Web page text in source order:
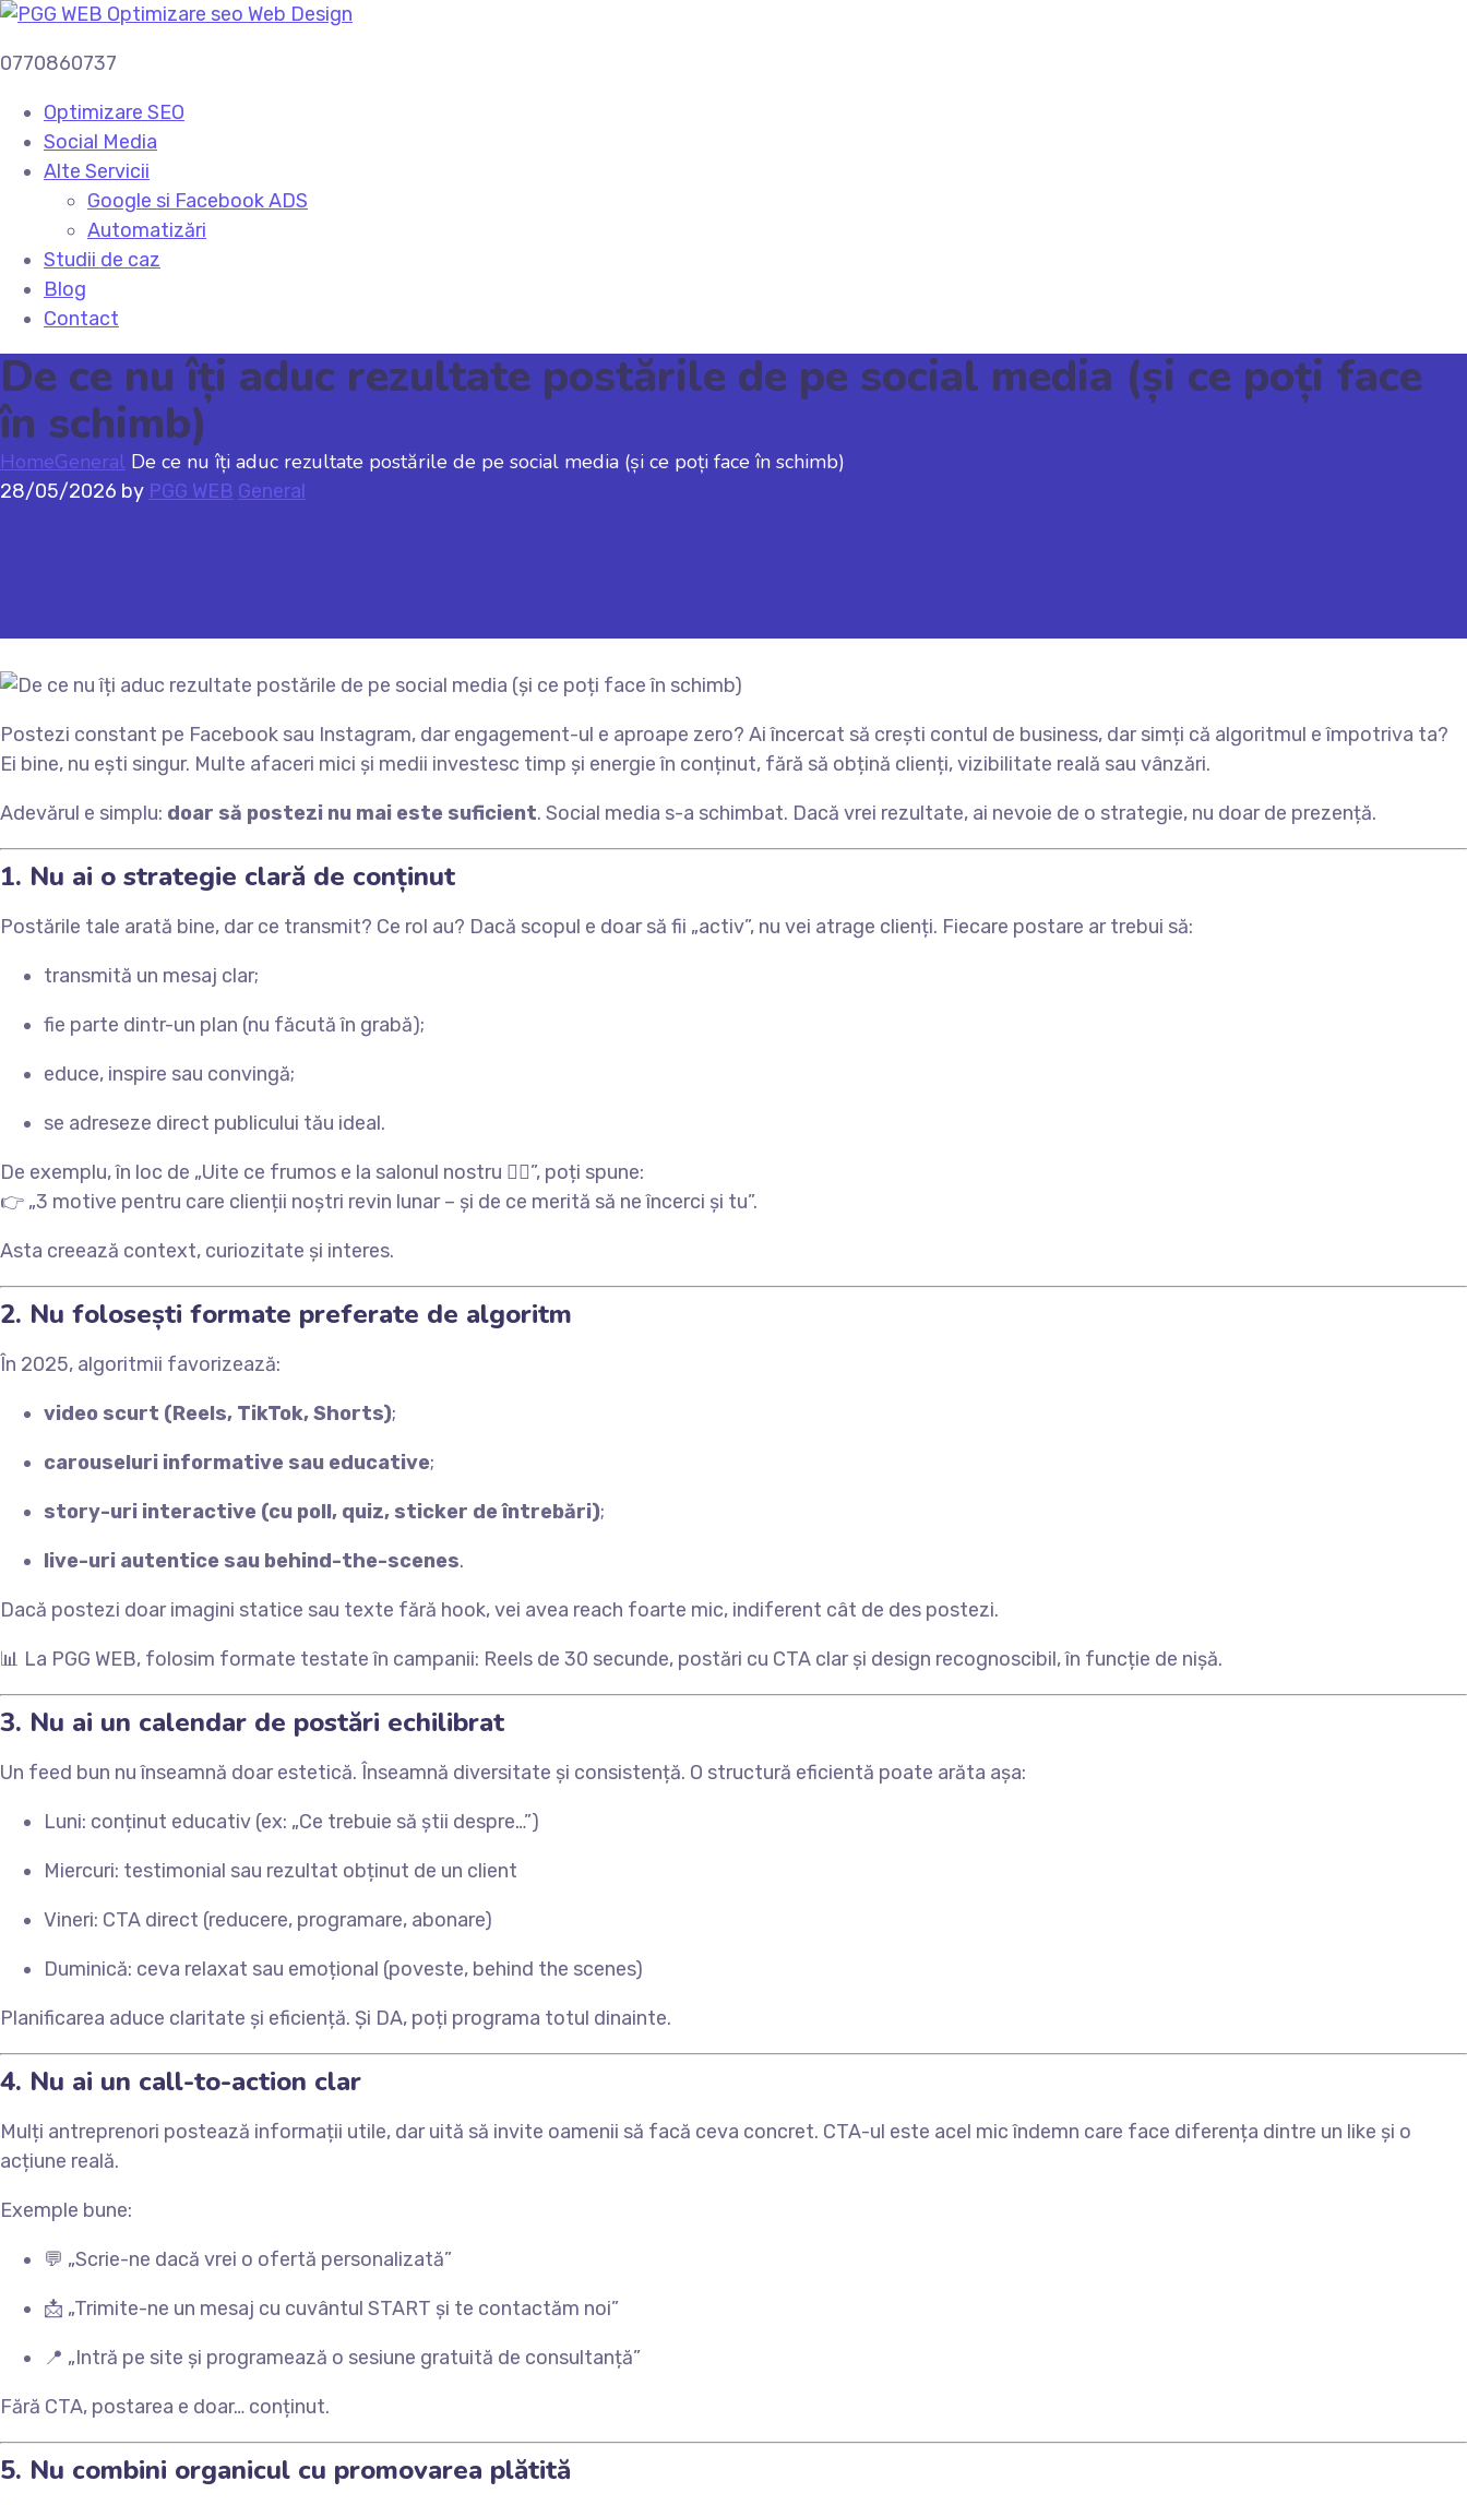
0770860737
Optimizare SEO
Social Media
Alte Servicii
Google si Facebook ADS
Automatizări
Studii de caz
Blog
Contact
De ce nu îți aduc rezultate postările de pe social media (și ce poți face
în schimb)
HomeGeneral De ce nu îți aduc rezultate postările de pe social media (și ce poți face în schimb)
28/05/2026 by PGG WEB General
Postezi constant pe Facebook sau Instagram, dar engagement-ul e aproape zero? Ai încercat să crești contul de business, dar simți că algoritmul e împotriva ta?
Ei bine, nu ești singur. Multe afaceri mici și medii investesc timp și energie în conținut, fără să obțină clienți, vizibilitate reală sau vânzări.
Adevărul e simplu: doar să postezi nu mai este suficient. Social media s-a schimbat. Dacă vrei rezultate, ai nevoie de o strategie, nu doar de prezență.
1. Nu ai o strategie clară de conținut
Postările tale arată bine, dar ce transmit? Ce rol au? Dacă scopul e doar să fii „activ”, nu vei atrage clienți. Fiecare postare ar trebui să:
transmită un mesaj clar;
fie parte dintr-un plan (nu făcută în grabă);
educe, inspire sau convingă;
se adreseze direct publicului tău ideal.
De exemplu, în loc de „Uite ce frumos e la salonul nostru 💇‍♀️”, poți spune:
👉 „3 motive pentru care clienții noștri revin lunar – și de ce merită să ne încerci și tu”.
Asta creează context, curiozitate și interes.
2. Nu folosești formate preferate de algoritm
În 2025, algoritmii favorizează:
video scurt (Reels, TikTok, Shorts);
carouseluri informative sau educative;
story-uri interactive (cu poll, quiz, sticker de întrebări);
live-uri autentice sau behind-the-scenes.
Dacă postezi doar imagini statice sau texte fără hook, vei avea reach foarte mic, indiferent cât de des postezi.
📊 La PGG WEB, folosim formate testate în campanii: Reels de 30 secunde, postări cu CTA clar și design recognoscibil, în funcție de nișă.
3. Nu ai un calendar de postări echilibrat
Un feed bun nu înseamnă doar estetică. Înseamnă diversitate și consistență. O structură eficientă poate arăta așa:
Luni: conținut educativ (ex: „Ce trebuie să știi despre…”)
Miercuri: testimonial sau rezultat obținut de un client
Vineri: CTA direct (reducere, programare, abonare)
Duminică: ceva relaxat sau emoțional (poveste, behind the scenes)
Planificarea aduce claritate și eficiență. Și DA, poți programa totul dinainte.
4. Nu ai un call-to-action clar
Mulți antreprenori postează informații utile, dar uită să invite oamenii să facă ceva concret. CTA-ul este acel mic îndemn care face diferența dintre un like și o
acțiune reală.
Exemple bune:
💬 „Scrie-ne dacă vrei o ofertă personalizată”
📩 „Trimite-ne un mesaj cu cuvântul START și te contactăm noi”
📍 „Intră pe site și programează o sesiune gratuită de consultanță”
Fără CTA, postarea e doar… conținut.
5. Nu combini organicul cu promovarea plătită